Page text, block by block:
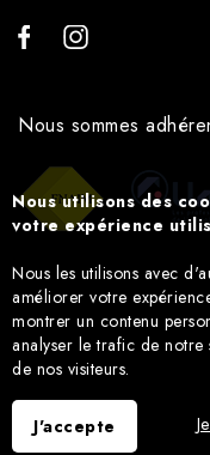
Nous sommes
Nous utilisons des
votre expérience
Nous les utilisons avec
améliorer votre
montrer un contenu
analyser le trafic de
de nos visiteurs.
J'accepte